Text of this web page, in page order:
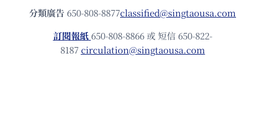
分類廣告 650-808-8877classified@singtaousa.com
訂閱報紙 650-808-8866 或 短信 650-822-
8187circulation@singtaousa.com